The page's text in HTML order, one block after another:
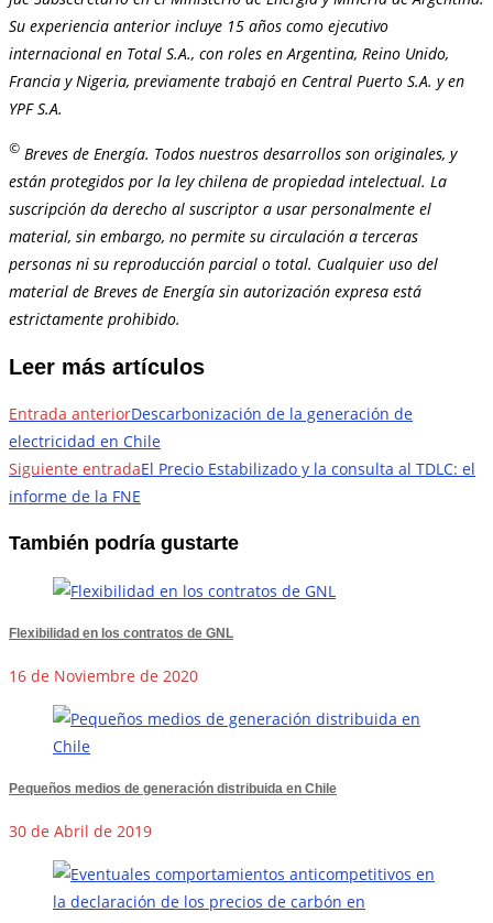
Su experiencia anterior incluye 15 años como ejecutivo
internacional en Total S.A., con roles en Argentina, Reino Unido,
Francia y Nigeria, previamente trabajó en Central Puerto S.A. y en
YPF S.A.
© Breves de Energía. Todos nuestros desarrollos son originales, y
están protegidos por la ley chilena de propiedad intelectual. La
suscripción da derecho al suscriptor a usar personalmente el
material, sin embargo, no permite su circulación a terceras
personas ni su reproducción parcial o total. Cualquier uso del
material de Breves de Energía sin autorización expresa está
estrictamente prohibido.
Leer más artículos
Entrada anteriorDescarbonización de la generación de
electricidad en Chile
Siguiente entradaEl Precio Estabilizado y la consulta al TDLC: el
informe de la FNE
También podría gustarte
Flexibilidad en los contratos de GNL
16 de Noviembre de 2020
Pequeños medios de generación distribuida en Chile
30 de Abril de 2019